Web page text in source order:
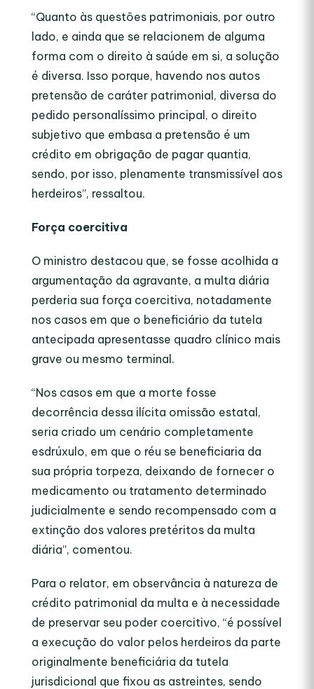
“Quanto às questões patrimoniais, por outro
lado, e ainda que se relacionem de alguma
forma com o direito à saúde em si, a solução
é diversa. Isso porque, havendo nos autos
pretensão de caráter patrimonial, diversa do
pedido personalíssimo principal, o direito
subjetivo que embasa a pretensão é um
crédito em obrigação de pagar quantia,
sendo, por isso, plenamente transmissível aos
herdeiros”, ressaltou.
Força coercitiva
O ministro destacou que, se fosse acolhida a
argumentação da agravante, a multa diária
perderia sua força coercitiva, notadamente
nos casos em que o beneficiário da tutela
antecipada apresentasse quadro clínico mais
grave ou mesmo terminal.
“Nos casos em que a morte fosse
decorrência dessa ilícita omissão estatal,
seria criado um cenário completamente
esdrúxulo, em que o réu se beneficiaria da
sua própria torpeza, deixando de fornecer o
medicamento ou tratamento determinado
judicialmente e sendo recompensado com a
extinção dos valores pretéritos da multa
diária”, comentou.
Para o relator, em observância à natureza de
crédito patrimonial da multa e à necessidade
de preservar seu poder coercitivo, “é possível
a execução do valor pelos herdeiros da parte
originalmente beneficiária da tutela
jurisdicional que fixou as astreintes, sendo